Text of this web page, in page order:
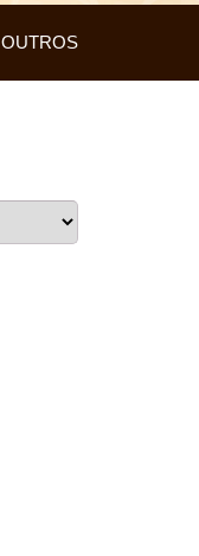
OUTROS